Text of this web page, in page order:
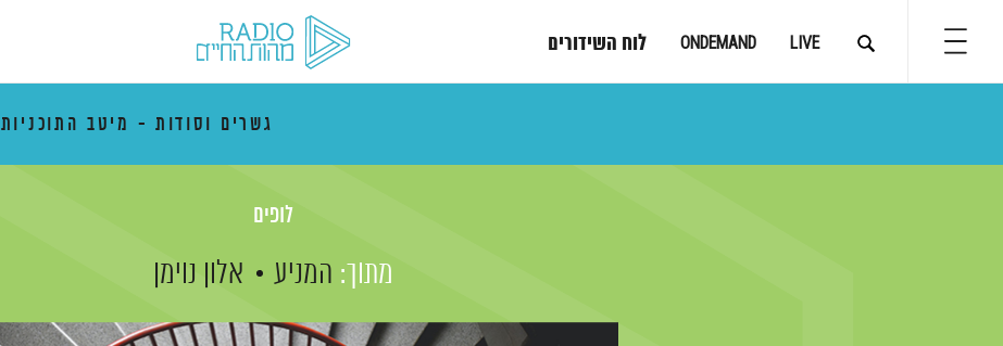
LIVE
ONDEMAND לוח השידורים
גשרים וסודות - מיטב התוכניות
לופים
מתוך: המניע אלון נוימן